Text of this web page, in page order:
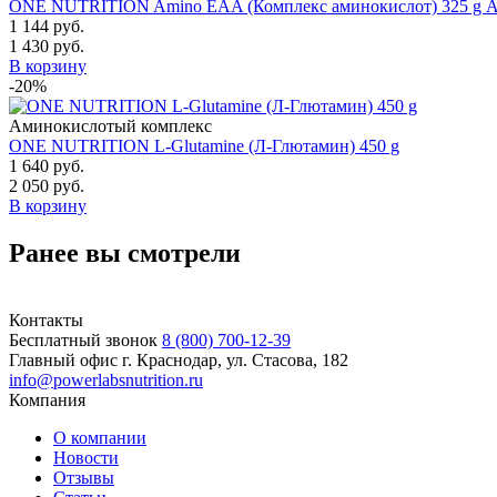
ONE NUTRITION Amino EAA (Комплекс аминокислот) 325 g
1 144 руб.
1 430 руб.
В корзину
-20%
Аминокислотый комплекс
ONE NUTRITION L-Glutamine (Л-Глютамин) 450 g
1 640 руб.
2 050 руб.
В корзину
Ранее вы смотрели
Контакты
Бесплатный звонок 8 (800) 700-12-39
Главный офис г. Краснодар, ул. Стасова, 182
info@powerlabsnutrition.ru
Компания
О компании
Новости
Отзывы